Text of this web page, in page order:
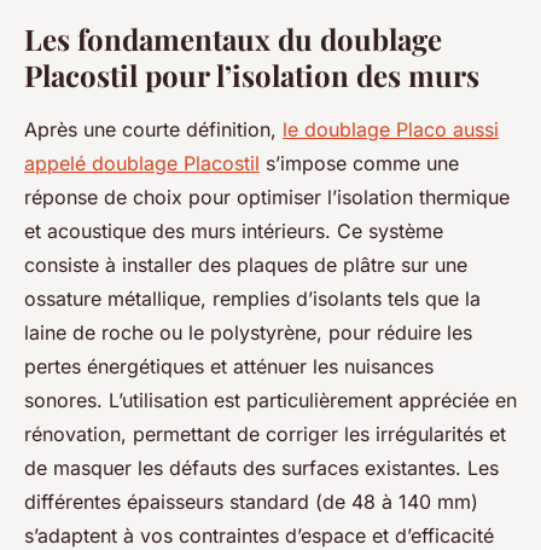
Les fondamentaux du doublage
Placostil pour l’isolation des murs
Après une courte définition, le doublage Placo aussi
appelé doublage Placostil s’impose comme une
réponse de choix pour optimiser l’isolation thermique
et acoustique des murs intérieurs. Ce système
consiste à installer des plaques de plâtre sur une
ossature métallique, remplies d’isolants tels que la
laine de roche ou le polystyrène, pour réduire les
pertes énergétiques et atténuer les nuisances
sonores. L’utilisation est particulièrement appréciée en
rénovation, permettant de corriger les irrégularités et
de masquer les défauts des surfaces existantes. Les
différentes épaisseurs standard (de 48 à 140 mm)
s’adaptent à vos contraintes d’espace et d’efficacité